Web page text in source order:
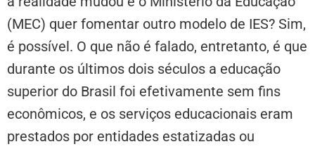
(MEC) quer fomentar outro modelo de IES? Sim,
é possível. O que não é falado, entretanto, é que
durante os últimos dois séculos a educação
superior do Brasil foi efetivamente sem fins
econômicos, e os serviços educacionais eram
prestados por entidades estatizadas ou